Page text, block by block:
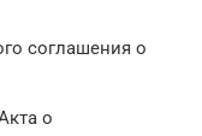
соглашения о
о